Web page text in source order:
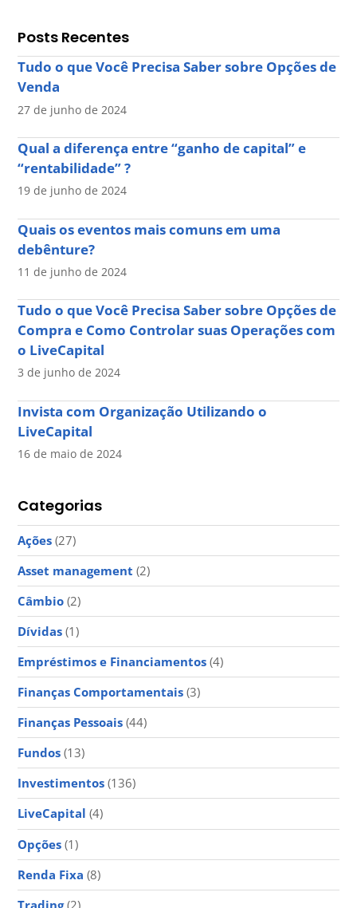
Posts Recentes
Tudo o que Você Precisa Saber sobre Opções de
Venda
27 de junho de 2024
Qual a diferença entre “ganho de capital” e
“rentabilidade” ?
19 de junho de 2024
Quais os eventos mais comuns em uma
debênture?
11 de junho de 2024
Tudo o que Você Precisa Saber sobre Opções de
Compra e Como Controlar suas Operações com
o LiveCapital
3 de junho de 2024
Invista com Organização Utilizando o
LiveCapital
16 de maio de 2024
Categorias
Ações (27)
Asset management (2)
Câmbio (2)
Dívidas (1)
Empréstimos e Financiamentos (4)
Finanças Comportamentais (3)
Finanças Pessoais (44)
Fundos (13)
Investimentos (136)
LiveCapital (4)
Opções (1)
Renda Fixa (8)
Trading(2)